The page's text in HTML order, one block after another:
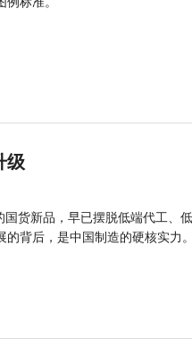
级
货新品，早已摆脱低端代工、
背后，是中国制造的硬核实力。